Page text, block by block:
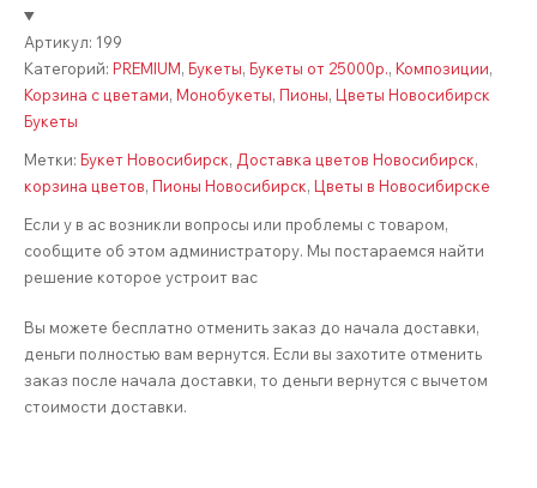
Артикул: 199
Категорий: PREMIUM, Букеты, Букеты от 25000р., Композиции,
Корзина с цветами, Монобукеты, Пионы, Цветы Новосибирск
Букеты
Метки: Букет Новосибирск, Доставка цветов Новосибирск,
корзина цветов, Пионы Новосибирск, Цветы в Новосибирске
Если у в ас возникли вопросы или проблемы с товаром,
сообщите об этом администратору. Мы постараемся найти
решение которое устроит вас
Вы можете бесплатно отменить заказ до начала доставки,
деньги полностью вам вернутся. Если вы захотите отменить
заказ после начала доставки, то деньги вернутся с вычетом
стоимости доставки.